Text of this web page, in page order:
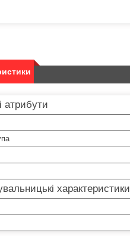
атрибути
характеристики